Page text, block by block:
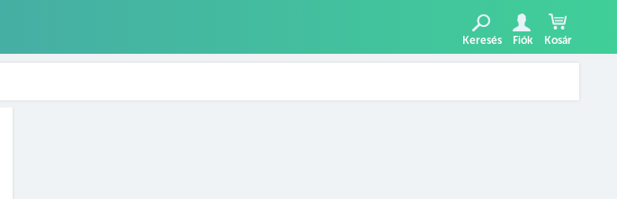
Keresés Fiók Kosár